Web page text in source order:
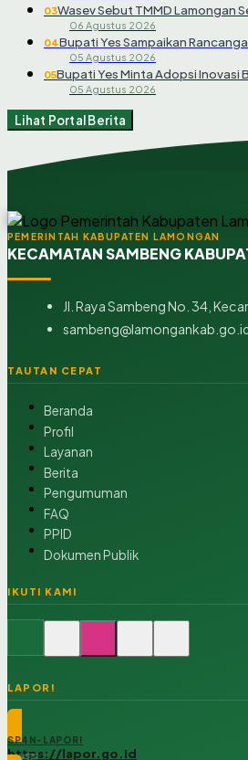
03Wasev Sebut TMMD Lamongan
06 Agustus 2026
04Bupati Yes Sampaikan
05 Agustus 2026
05Bupati Yes Minta Adopsi Inovasi
05 Agustus 2026
Lihat Portal Berita
PEMERINTAH KABUPATEN LAMONGAN
KECAMATAN SAMBENG
Jl. Raya Sambeng No. 34,
TAUTAN CEPAT
Beranda
Profil
Layanan
Berita
Pengumuman
FAQ
PPID
Dokumen Publik
IKUTI KAMI
LAPOR!
SP4N-LAPOR!
https://lapor.go.id